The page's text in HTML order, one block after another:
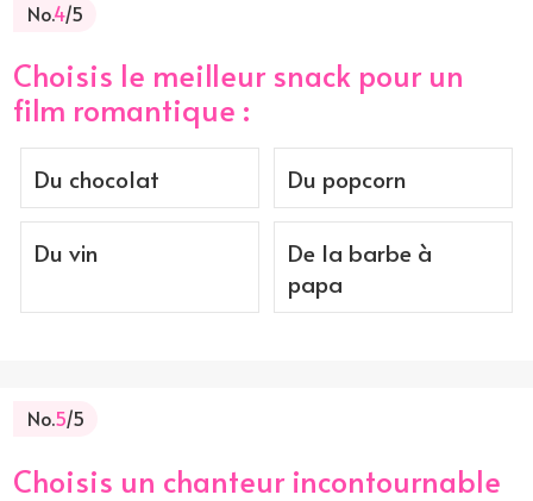
No.4/5
Choisis le meilleur snack pour un
film romantique :
Du chocolat Du popcorn
Du vin
De la barbe à
papa
No.5/5
Choisis un chanteur incontournable